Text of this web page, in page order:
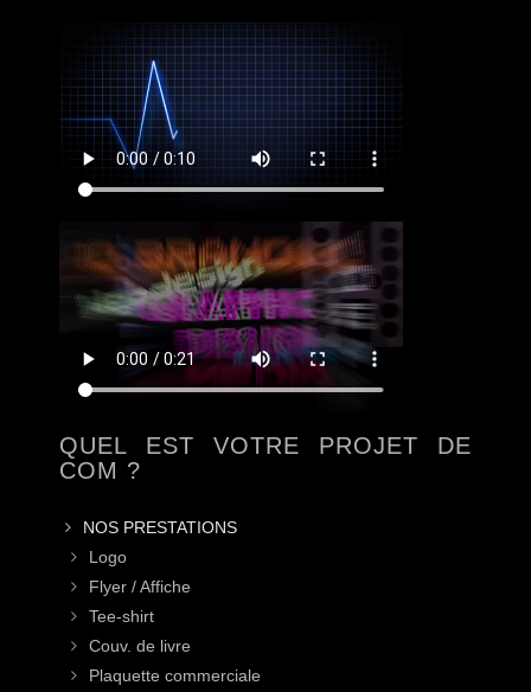
QUEL EST VOTRE PROJET DE
COM ?
NOS PRESTATIONS
Logo
Flyer / Affiche
Tee-shirt
Couv. de livre
Plaquette commerciale